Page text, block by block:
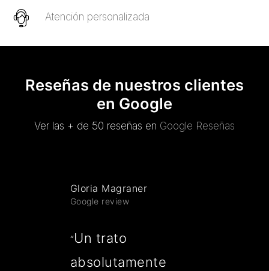
Atención personalizada
Reseñas de nuestros clientes
en Google
Ver las + de 50 reseñas en Google Reseñas
Gloria Magraner
Google review
“Un trato
absolutamente